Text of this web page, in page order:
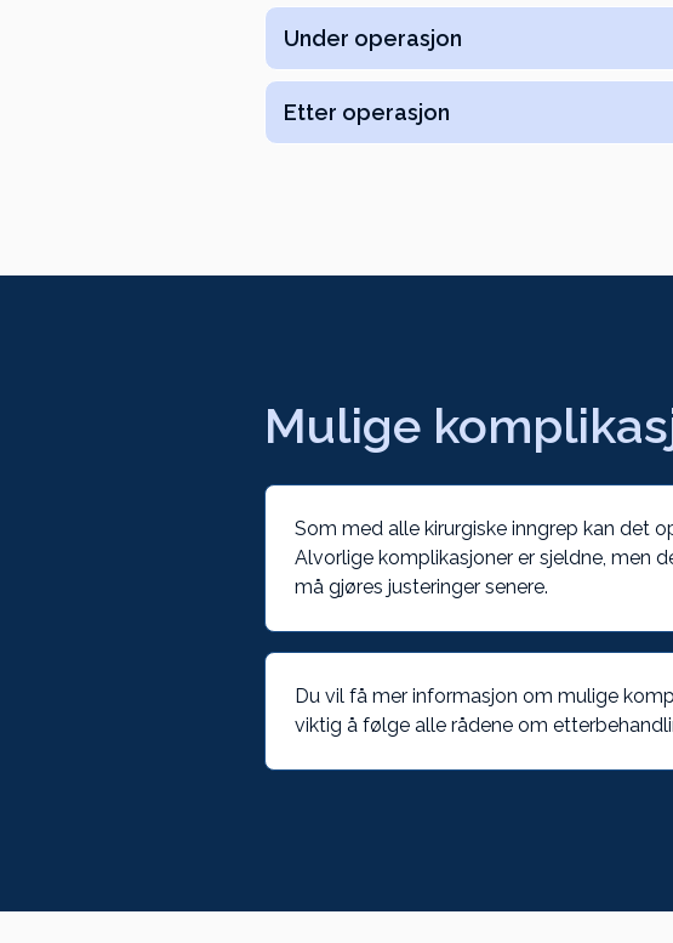
Under operasjon
Etter operasjon
Mulige
Som med alle kirurgiske inngrep kan det
Alvorlige komplikasjoner er sjeldne, men
må gjøres justeringer senere.
Du vil få mer informasjon om mulige
viktig å følge alle rådene om